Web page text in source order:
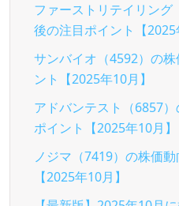
ファーストリテイリング
後の注目ポイント【2025
サンバイオ（4592）の
ント【2025年10月】
アドバンテスト（6857
ポイント【2025年10月】
ノジマ（7419）の株価
【2025年10月】